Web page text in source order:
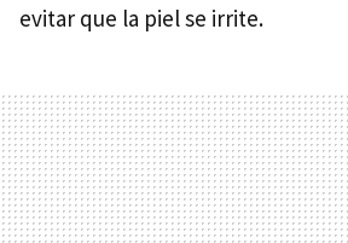
evitar que la piel se irrite.